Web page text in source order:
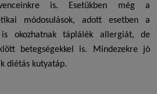
is. Esetükben még a
módosulások, adott esetben a
is okozhatnak táplálék allergiát, de
betegségekkel is. Mindezekre jó
diétás kutyatáp.